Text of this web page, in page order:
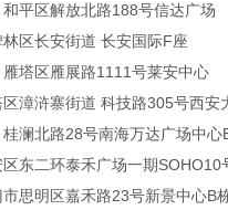
平区解放北路188号信达广场
区长安街道 长安国际F座
塔区雁展路1111号莱安中心
漳浒寨街道 科技路305号西安
澜北路28号南海万达广场中心
东二环泰禾广场一期SOHO10
思明区嘉禾路23号新景中心B